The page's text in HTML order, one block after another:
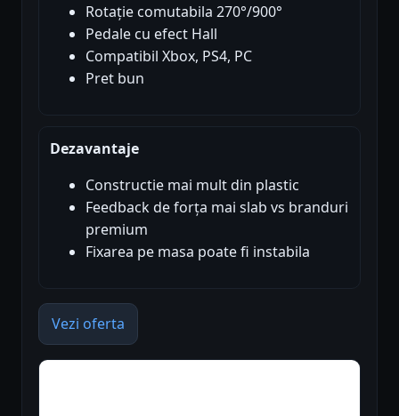
Rotație comutabila 270°/900°
Pedale cu efect Hall
Compatibil Xbox, PS4, PC
Pret bun
Dezavantaje
Constructie mai mult din plastic
Feedback de forța mai slab vs branduri
premium
Fixarea pe masa poate fi instabila
Vezi oferta